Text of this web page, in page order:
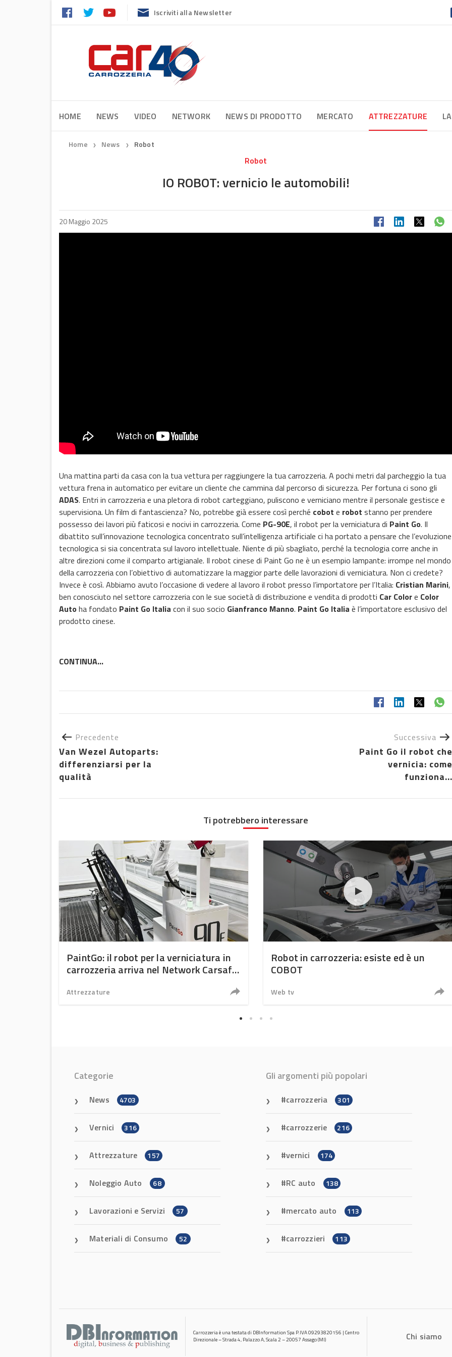
Iscriviti alla Newsletter
HOME NEWS VIDEO NETWORK NEWS DI PRODOTTO MERCATO ATTREZZATURE
Home ❯ News ❯ Robot
Robot
IO ROBOT: vernicio le automobili!
20 Maggio 2025
Una mattina parti da casa con la tua vettura per raggiungere la tua carrozzeria. A pochi metri dal parcheggio la tua
vettura frena in automatico per evitare un cliente che cammina dal percorso di sicurezza. Per fortuna ci sono gli
ADAS. Entri in carrozzeria e una pletora di robot carteggiano, puliscono e verniciano mentre il personale gestisce e
supervisiona. Un film di fantascienza? No, potrebbe già essere così perché cobot e robot stanno per prendere
possesso dei lavori più faticosi e nocivi in carrozzeria. Come PG-90E, il robot per la verniciatura di Paint Go. Il
dibattito sull’innovazione tecnologica concentrato sull’intelligenza artificiale ci ha portato a pensare che l’evoluzione
tecnologica si sia concentrata sul lavoro intellettuale. Niente di più sbagliato, perché la tecnologia corre anche in
altre direzioni come il comparto artigianale. Il robot cinese di Paint Go ne è un esempio lampante: irrompe nel mondo
della carrozzeria con l’obiettivo di automatizzare la maggior parte delle lavorazioni di verniciatura. Non ci credete?
Invece è così. Abbiamo avuto l’occasione di vedere al lavoro il robot presso l’importatore per l’Italia: Cristian Marini,
ben conosciuto nel settore carrozzeria con le sue società di distribuzione e vendita di prodotti Car Colore Color
Auto ha fondato Paint Go Italia con il suo socio Gianfranco Manno. Paint Go Italia è l’importatore esclusivo del
prodotto cinese.
CONTINUA…
Precedente
Van Wezel Autoparts:
differenziarsi per la
qualità
Successiva
Paint Go il robot che
vernicia: come
funziona...
Ti potrebbero interessare
PaintGo: il robot per la verniciatura in
carrozzeria arriva nel Network Carsafe
Attrezzature
Robot in carrozzeria: esiste ed è un
COBOT
Web tv
Categorie
News 4703
Vernici 316
Attrezzature 157
Noleggio Auto 68
Lavorazioni e Servizi 57
Materiali di Consumo 52
Gli argomenti più popolari
carrozzeria 301
carrozzerie 216
vernici 174
RC auto 138
mercato auto 113
carrozzieri 113
Carrozzeria è una testata di DBInformation Spa P.IVA 09293820156 | Centro
Direzionale – Strada 4, Palazzo A, Scala 2 – 20057 Assago (MI)
Chi siamo